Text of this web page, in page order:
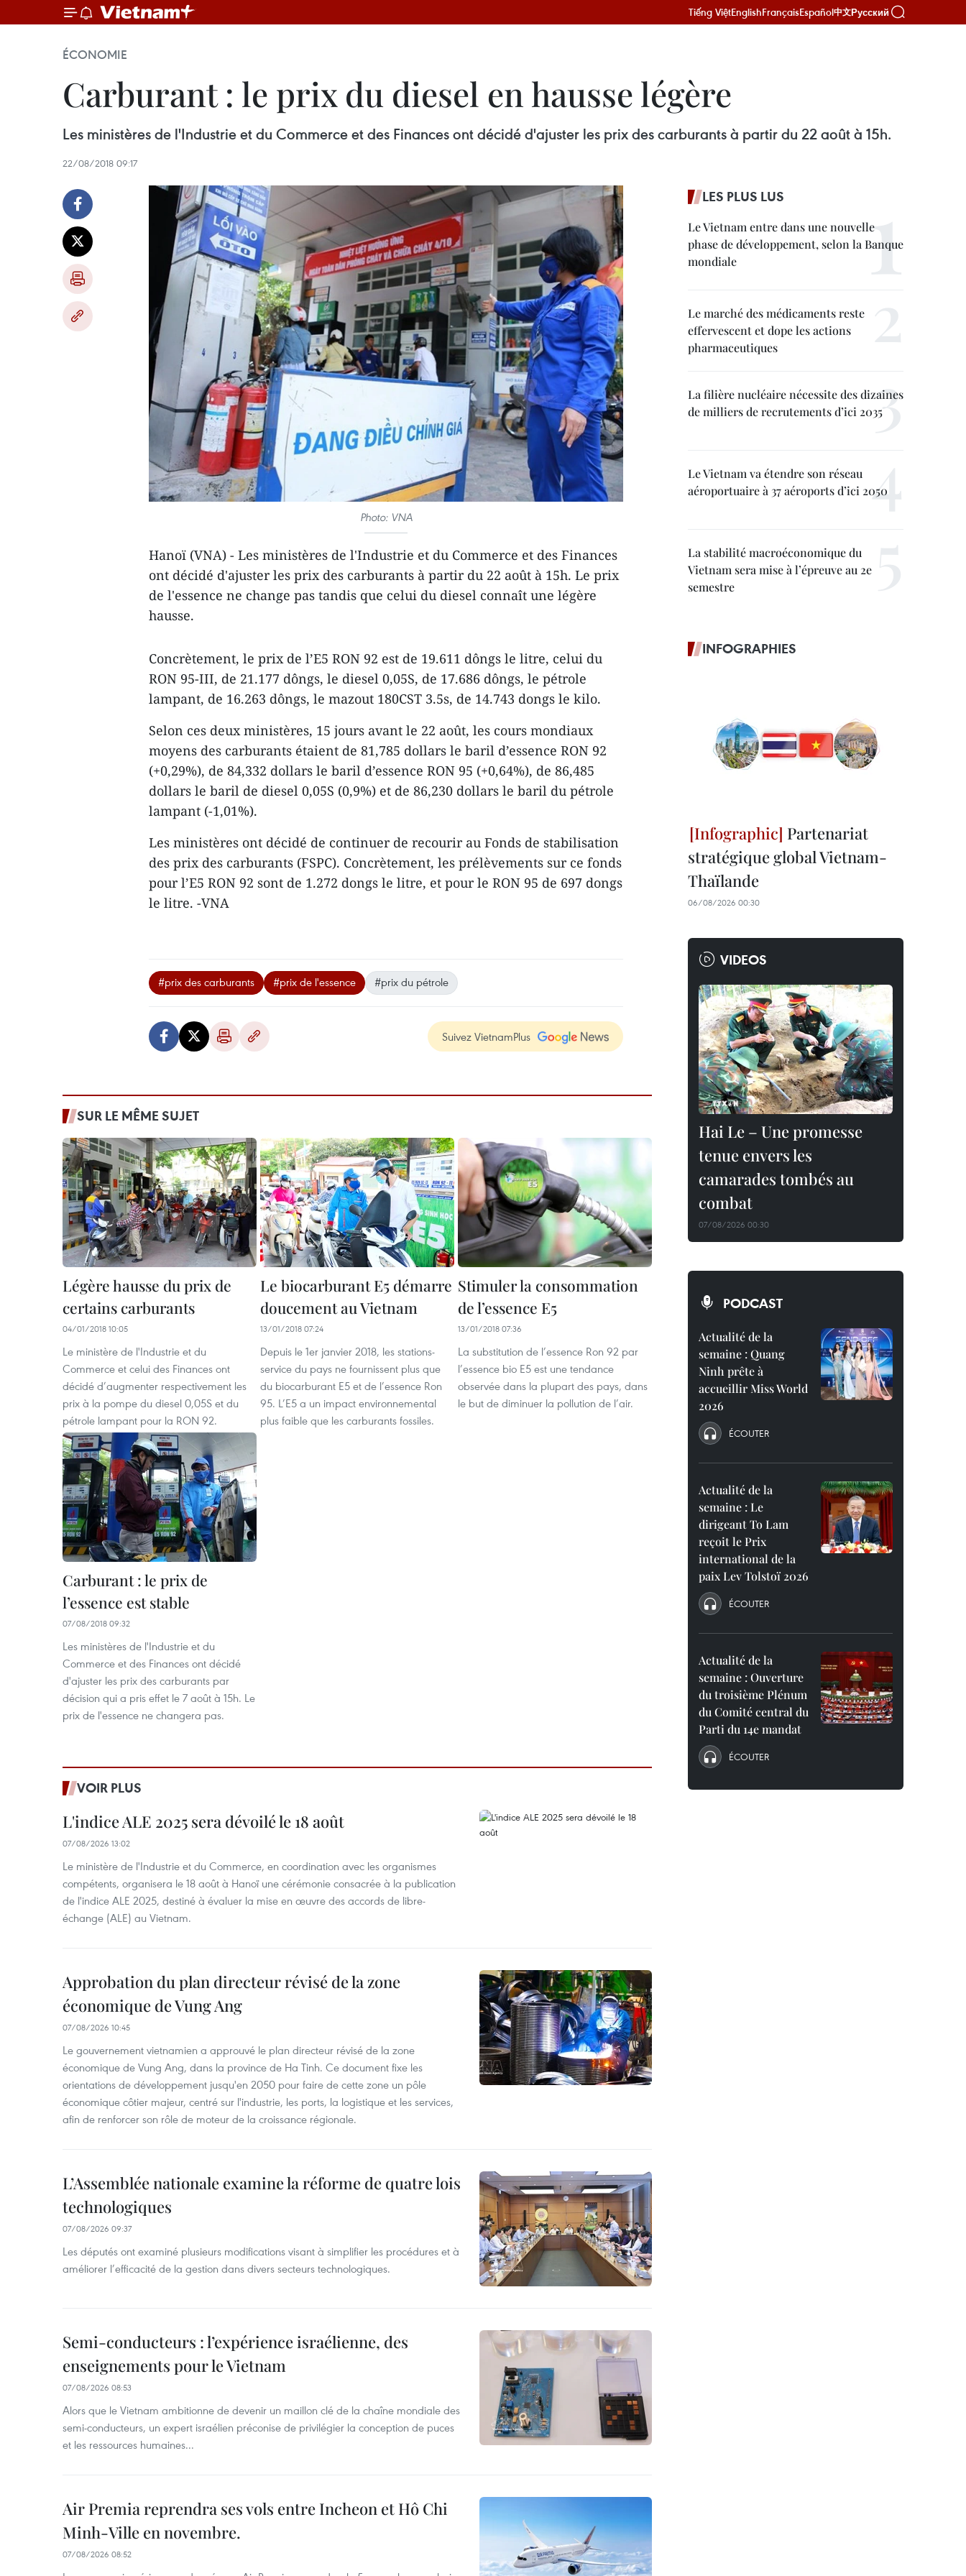
Tiếng ViệtEnglishFrançaisEspañol中文Русский
ÉCONOMIE
Carburant : le prix du diesel en hausse légère
Les ministères de l'Industrie et du Commerce et des Finances ont décidé d'ajuster les prix des carburants à partir du 22 août à 15h.
22/08/2018 09:17
Photo: VNA
Hanoï (VNA) - Les ministères de l'Industrie et du Commerce et des Finances
ont décidé d'ajuster les prix des carburants à partir du 22 août à 15h. Le prix
de l'essence ne change pas tandis que celui du diesel connaît une légère
hausse.
Concrètement, le prix de l’E5 RON 92 est de 19.611 dôngs le litre, celui du
RON 95-III, de 21.177 dôngs, le diesel 0,05S, de 17.686 dôngs, le pétrole
lampant, de 16.263 dôngs, le mazout 180CST 3.5s, de 14.743 dongs le kilo.
Selon ces deux ministères, 15 jours avant le 22 août, les cours mondiaux
moyens des carburants étaient de 81,785 dollars le baril d’essence RON 92
(+0,29%), de 84,332 dollars le baril d’essence RON 95 (+0,64%), de 86,485
dollars le baril de diesel 0,05S (0,9%) et de 86,230 dollars le baril du pétrole
lampant (-1,01%).
Les ministères ont décidé de continuer de recourir au Fonds de stabilisation
des prix des carburants (FSPC). Concrètement, les prélèvements sur ce fonds
pour l’E5 RON 92 sont de 1.272 dongs le litre, et pour le RON 95 de 697 dongs
le litre. -VNA
#prix des carburants #prix de l'essence #prix du pétrole
Suivez VietnamPlus
SUR LE MÊME SUJET
Légère hausse du prix de
certains carburants
04/01/2018 10:05
Le ministère de l'Industrie et du
Commerce et celui des Finances ont
décidé d’augmenter respectivement les
prix à la pompe du diesel 0,05S et du
pétrole lampant pour la RON 92.
Le biocarburant E5 démarre
doucement au Vietnam
13/01/2018 07:24
Depuis le 1er janvier 2018, les stations-
service du pays ne fournissent plus que
du biocarburant E5 et de l’essence Ron
95. L’E5 a un impact environnemental
plus faible que les carburants fossiles.
Stimuler la consommation
de l’essence E5
13/01/2018 07:36
La substitution de l’essence Ron 92 par
l’essence bio E5 est une tendance
observée dans la plupart des pays, dans
le but de diminuer la pollution de l’air.
Carburant : le prix de
l’essence est stable
07/08/2018 09:32
Les ministères de l'Industrie et du
Commerce et des Finances ont décidé
d'ajuster les prix des carburants par
décision qui a pris effet le 7 août à 15h. Le
prix de l'essence ne changera pas.
VOIR PLUS
L'indice ALE 2025 sera dévoilé le 18 août
07/08/2026 13:02
Le ministère de l'Industrie et du Commerce, en coordination avec les organismes
compétents, organisera le 18 août à Hanoï une cérémonie consacrée à la publication
de l'indice ALE 2025, destiné à évaluer la mise en œuvre des accords de libre-
échange (ALE) au Vietnam.
Approbation du plan directeur révisé de la zone
économique de Vung Ang
07/08/2026 10:45
Le gouvernement vietnamien a approuvé le plan directeur révisé de la zone
économique de Vung Ang, dans la province de Ha Tinh. Ce document fixe les
orientations de développement jusqu'en 2050 pour faire de cette zone un pôle
économique côtier majeur, centré sur l'industrie, les ports, la logistique et les services,
afin de renforcer son rôle de moteur de la croissance régionale.
L’Assemblée nationale examine la réforme de quatre lois
technologiques
07/08/2026 09:37
Les députés ont examiné plusieurs modifications visant à simplifier les procédures et à
améliorer l’efficacité de la gestion dans divers secteurs technologiques.
Semi-conducteurs : l’expérience israélienne, des
enseignements pour le Vietnam
07/08/2026 08:53
Alors que le Vietnam ambitionne de devenir un maillon clé de la chaîne mondiale des
semi-conducteurs, un expert israélien préconise de privilégier la conception de puces
et les ressources humaines...
Air Premia reprendra ses vols entre Incheon et Hô Chi
Minh-Ville en novembre.
07/08/2026 08:52
LES PLUS LUS
Le Vietnam entre dans une nouvelle
phase de développement, selon la Banque
mondiale
Le marché des médicaments reste
effervescent et dope les actions
pharmaceutiques
La filière nucléaire nécessite des dizaines
de milliers de recrutements d’ici 2035
Le Vietnam va étendre son réseau
aéroportuaire à 37 aéroports d’ici 2050
La stabilité macroéconomique du
Vietnam sera mise à l’épreuve au 2e
semestre
INFOGRAPHIES
Partenariat
stratégique global Vietnam-
Thaïlande
06/08/2026 00:30
VIDEOS
Hai Le – Une promesse
tenue envers les
camarades tombés au
combat
07/08/2026 00:30
PODCAST
Actualité de la
semaine : Quang
Ninh prête à
accueillir Miss World
2026
ÉCOUTER
Actualité de la
semaine : Le
dirigeant To Lam
reçoit le Prix
international de la
paix Lev Tolstoï 2026
ÉCOUTER
Actualité de la
semaine : Ouverture
du troisième Plénum
du Comité central du
Parti du 14e mandat
ÉCOUTER